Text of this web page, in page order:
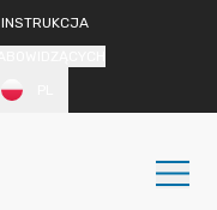
INSTRUKCJA